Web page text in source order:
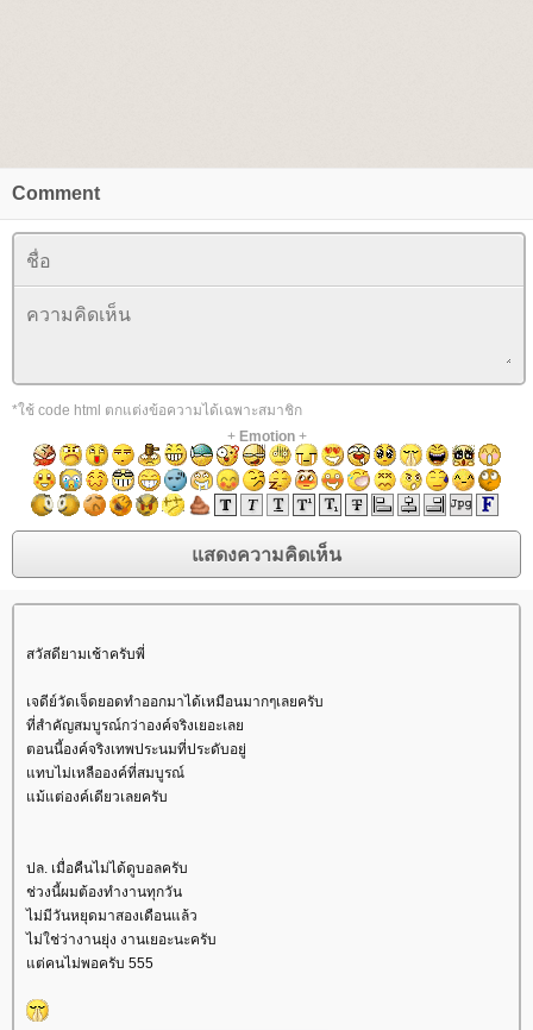
Comment
*ใช้ code html ตกแต่งข้อความได้เฉพาะสมาชิก
+ Emotion+
สวัสดียามเช้าครับพี่
เจดีย์วัดเจ็ดยอดทำออกมาได้เหมือนมากๆเลยครับ
ที่สำคัญสมบูรณ์กว่าองค์จริงเยอะเล
ตอนนี้องค์จริงเทพประนมที่ประดับอยู่
ทบไม่เหลือองค์ที่สมบูรณ์
ม้แต่องค์เดียวเลยครับ
ปล. เมื่อคืนไม่ได้ดูบอลครับ
ช่วงนี้ผมต้องทำงานทุกวัน
ไม่มีวันหยุดมาสองเดือนแล้ว
ไม่ใช่ว่างานยุ่ง งานเยอะนะครับ
ต่คนไม่พอครับ 555